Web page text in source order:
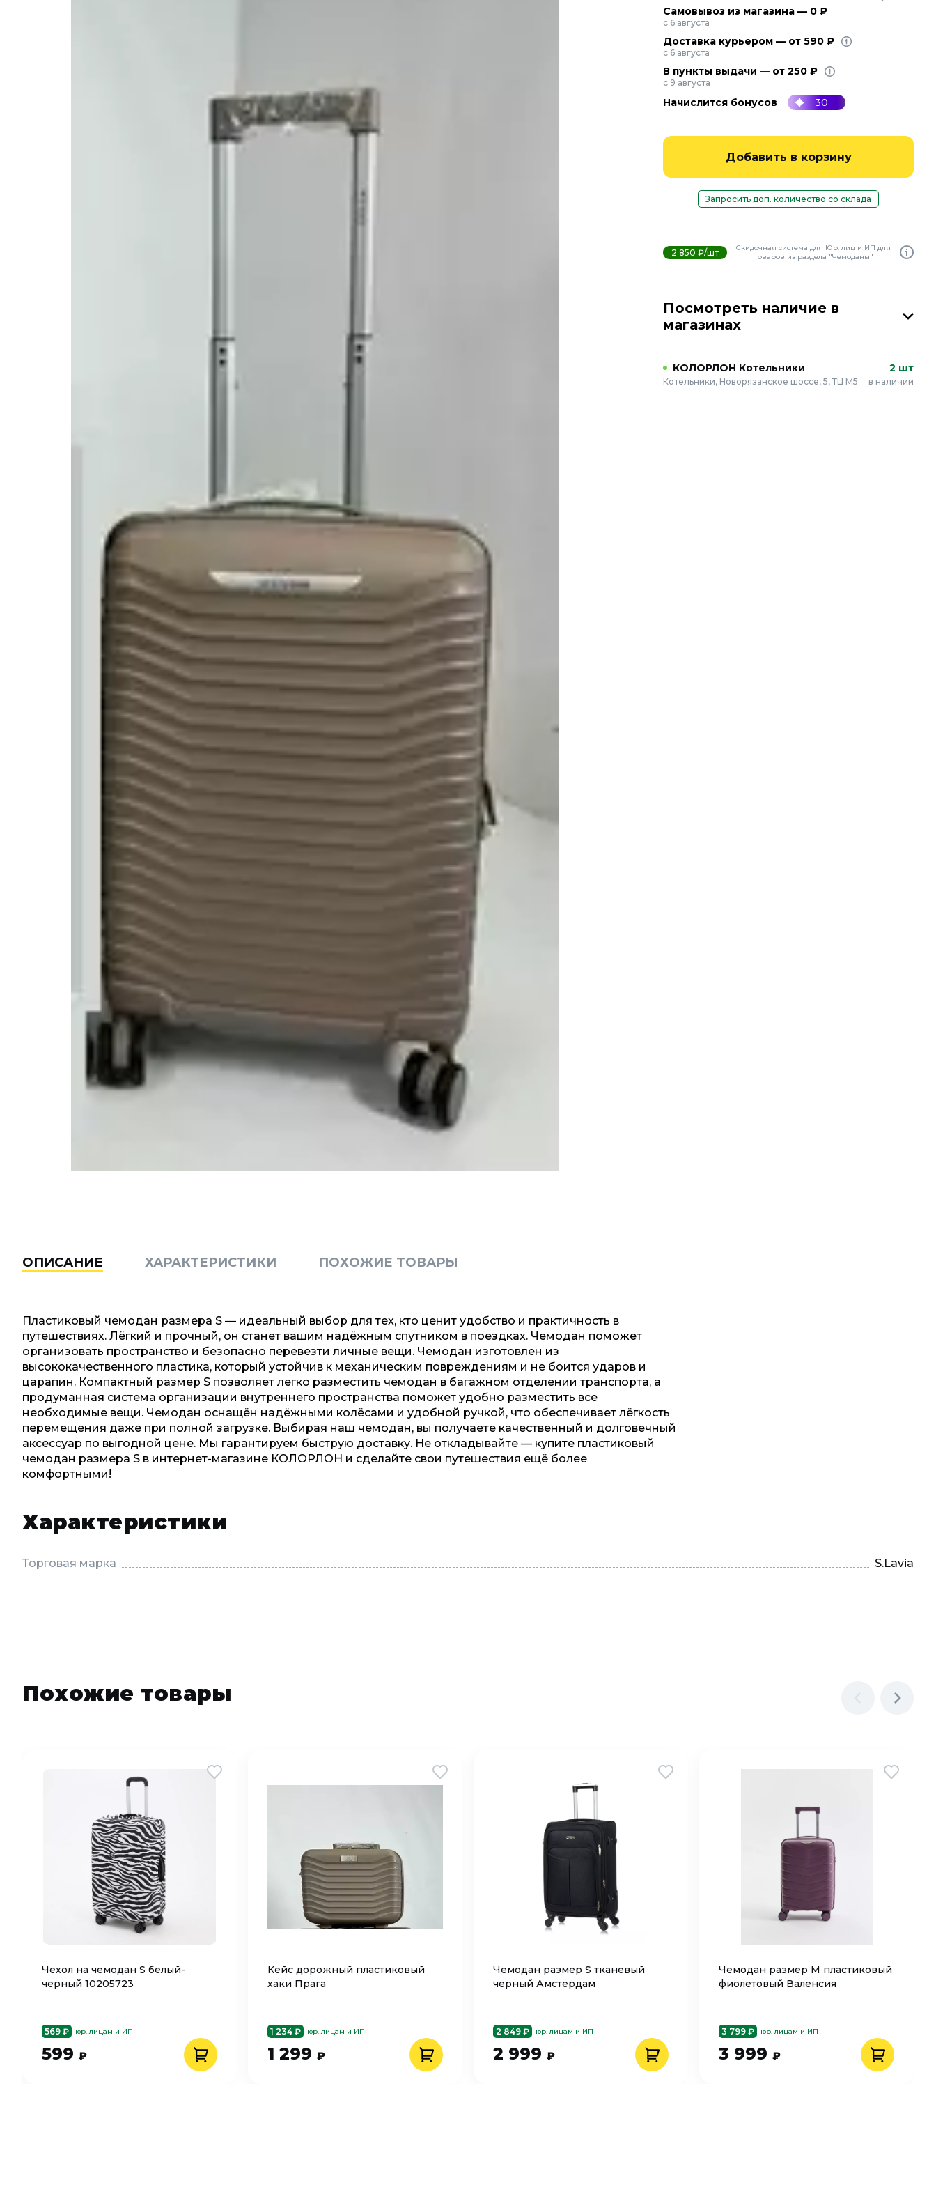
Самовывоз из магазина — 0 ₽
с 6 августа
Доставка курьером — от 590 ₽
с 6 августа
В пункты выдачи — от 250 ₽
с 9 августа
Начислится бонусов 30
Добавить в корзину
Запросить доп. количество со склада
2 850 ₽/шт
Скидочная система для Юр. лиц и ИП для
товаров из раздела "Чемоданы"
Посмотреть наличие в
магазинах
КОЛОРЛОН Котельники
Котельники, Новорязанское шоссе, 5, ТЦ М5
2 шт
в наличии
ОПИСАНИЕ ХАРАКТЕРИСТИКИ ПОХОЖИЕ ТОВАРЫ
Пластиковый чемодан размера S — идеальный выбор для тех, кто ценит удобство и практичность в
путешествиях. Лёгкий и прочный, он станет вашим надёжным спутником в поездках. Чемодан поможет
организовать пространство и безопасно перевезти личные вещи. Чемодан изготовлен из
высококачественного пластика, который устойчив к механическим повреждениям и не боится ударов и
царапин. Компактный размер S позволяет легко разместить чемодан в багажном отделении транспорта, а
продуманная система организации внутреннего пространства поможет удобно разместить все
необходимые вещи. Чемодан оснащён надёжными колёсами и удобной ручкой, что обеспечивает лёгкость
перемещения даже при полной загрузке. Выбирая наш чемодан, вы получаете качественный и долговечный
аксессуар по выгодной цене. Мы гарантируем быструю доставку. Не откладывайте — купите пластиковый
чемодан размера S в интернет-магазине КОЛОРЛОН и сделайте свои путешествия ещё более
комфортными!
Характеристики
Торговая марка S.Lavia
Похожие товары
Чехол на чемодан S белый-
черный 10205723
569 ₽ юр. лицам и ИП
599 ₽
Кейс дорожный пластиковый
хаки Прага
1 234 ₽ юр. лицам и ИП
1 299 ₽
Чемодан размер S тканевый
черный Амстердам
2 849 ₽ юр. лицам и ИП
2 999 ₽
Чемодан размер M пластиковый
фиолетовый Валенсия
3 799 ₽ юр. лицам и ИП
3 999 ₽